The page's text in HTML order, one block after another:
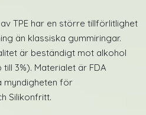
TPE har en större tillförlitlighet
än klassiska gummiringar.
är beständigt mot alkohol
3%). Materialet är FDA
myndigheten för
Silikonfritt.